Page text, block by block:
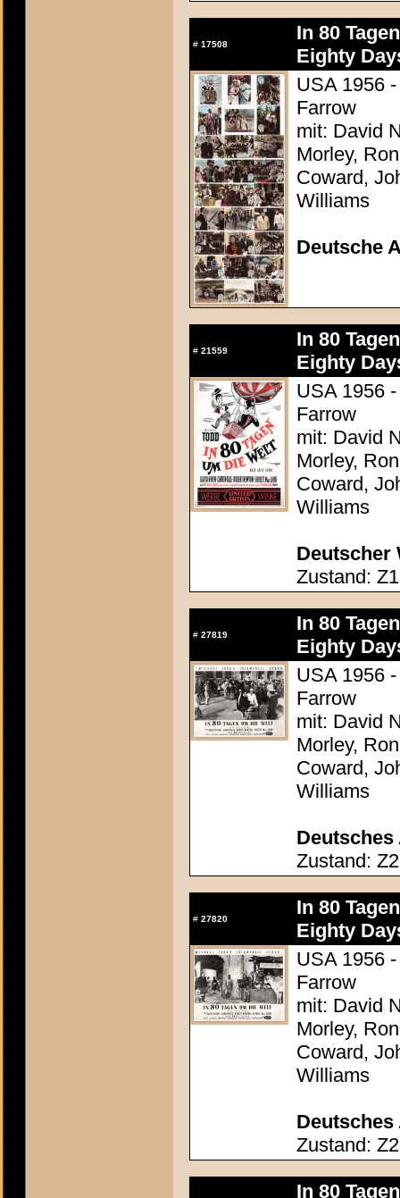
# 17508
In 80
Eighty
USA 1956
Farrow
mit: David
Morley,
Coward,
Williams
Deutsche
# 21559
In 80
Eighty
USA 1956
Farrow
mit: David
Morley,
Coward,
Williams
Deutscher
Zustand: Z1
# 27819
In 80
Eighty
USA 1956
Farrow
mit: David
Morley,
Coward,
Williams
Deutsches
Zustand: Z2
# 27820
In 80
Eighty
USA 1956
Farrow
mit: David
Morley,
Coward,
Williams
Deutsches
Zustand: Z2
In 80